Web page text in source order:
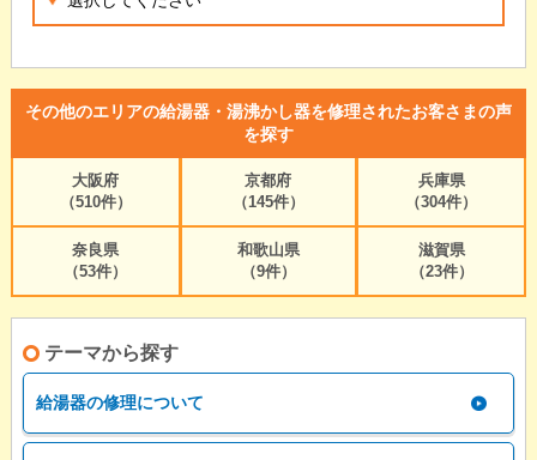
その他のエリアの給湯器・湯沸かし器を修理されたお客さまの声
を探す
大阪府
（510件）
京都府
（145件）
兵庫県
（304件）
奈良県
（53件）
和歌山県
（9件）
滋賀県
（23件）
テーマから探す
給湯器の修理について